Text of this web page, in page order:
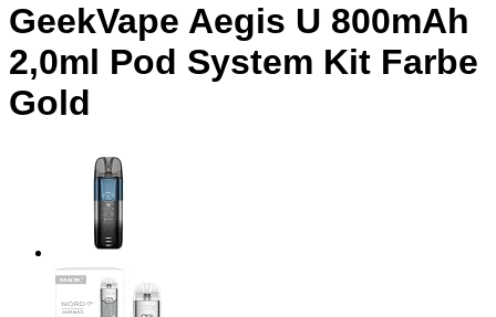
GeekVape Aegis U 800mAh
2,0ml Pod System Kit Farbe
Gold